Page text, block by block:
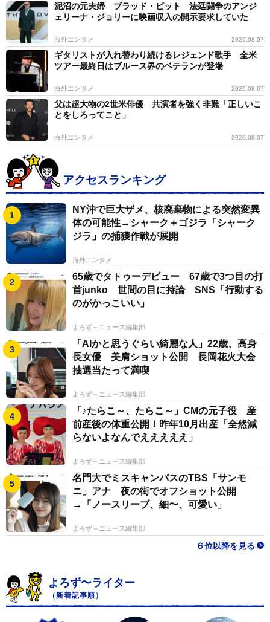
泥沼の元夫婦 ブラッド・ピット 法廷闘争のアンジ
ェリーナ・ジョリーに映画収入の開示要求していた
海外エンタメ 2026.08.07
ギタリストが入れ替わり続けるレジェンド歌手 全米
ツアー最終日はブルース界のベテランが登場
海外エンタメ 2026.08.07
父は超大物の2世米俳優 共演者を強く非難「正しいこ
とをしろってこと」
海外エンタメ 2026.08.07
アクセスランキング
NY沖で巨大ザメ、核廃棄物による突然変異
体の可能性→シャーク＋ゴジラ「シャーク
ジラ」の捕獲作戦が展開
海外エンタメ
65歳でタトゥーデビュー 67歳で3つ目の打
首junko 世間の目に持論 SNS「行動する
のがかっこいい」
よろず～ニュース編集部
「AIかと思うぐらい綺麗な人」22歳、高身
長女優 美肩ショット公開 長岡花火大会
抽選当たって満喫
よろず～ニュース編集部
「♪たらこ～、たらこ～」CMの元子役 産
前産後の体重公開！昨年10月出産「全然減
らないよなんでえええええ」
よろず～ニュース編集部
名門大でミスキャンパスのTBS「サンモ
ニ」アナ 夜の街でオフショット公開
→「ノースリーブ、細〜、可愛い」
よろず～ニュース編集部
６位以降を見る
よろず〜ライター
（新着記事順）